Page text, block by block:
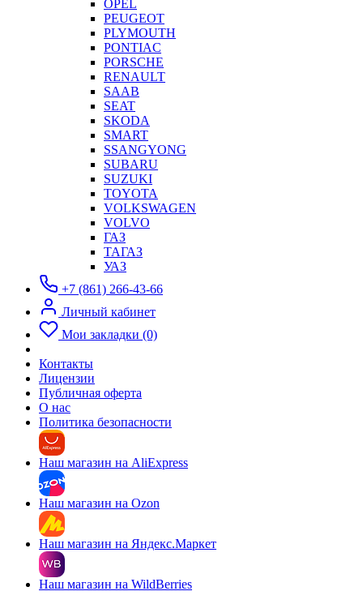
OPEL
PEUGEOT
PLYMOUTH
PONTIAC
PORSCHE
RENAULT
SAAB
SEAT
SKODA
SMART
SSANGYONG
SUBARU
SUZUKI
TOYOTA
VOLKSWAGEN
VOLVO
ГАЗ
ТАГАЗ
УАЗ
+7 (861) 266-43-66
Личный кабинет
Мои закладки (0)
Контакты
Лицензии
Публичная оферта
О нас
Политика безопасности
Наш магазин на AliExpress
Наш магазин на Ozon
Наш магазин на Яндекс.Маркет
Наш магазин на WildBerries